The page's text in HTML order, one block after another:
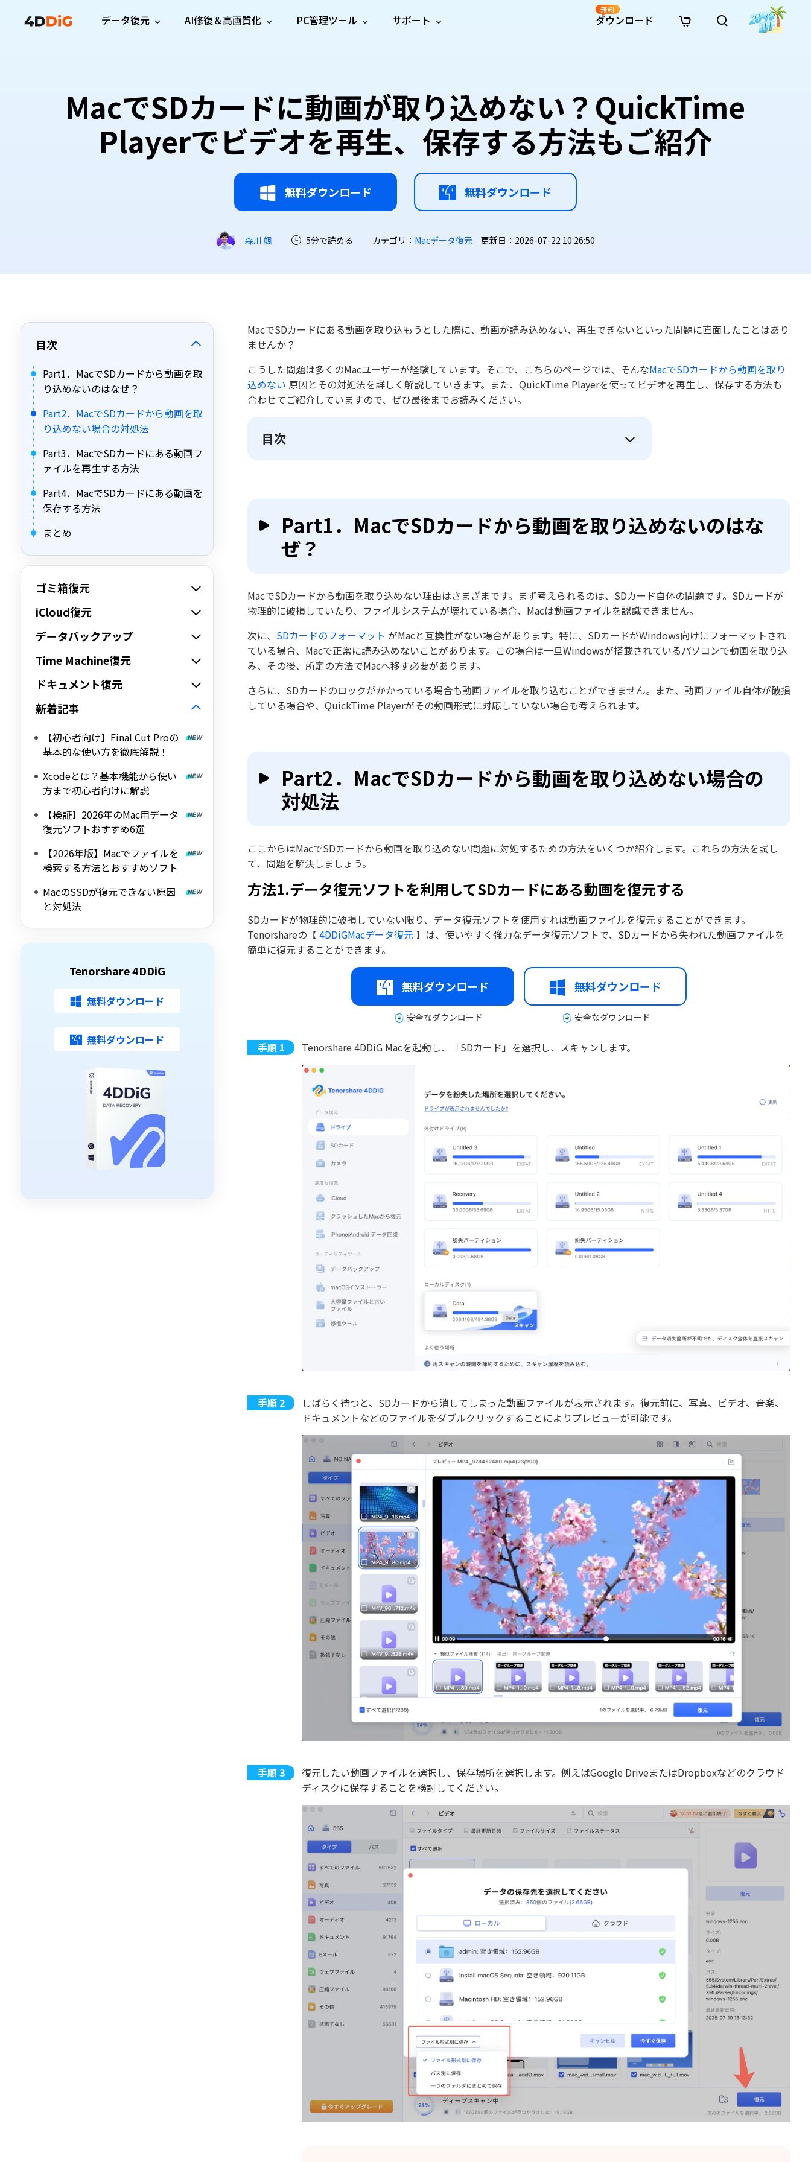
データ復元
プロ版 無料版
Mac データ復元
macOSで削除したファイルを復元
WhatsApp データ復元
WhatsAppのデータを復元
LINE データ復元
LINEのデータを復元
· USBデータ復元
· ゴミ箱復元
· ファイル復元
· エクセル復元
· 写真復元
AI修復＆高画質化
4DDiG File Repair
動画修
復
写真修
復
メント
修復
音声修
復
動画高
画質化
写真高
画質化
AI
オンライン写真修復
オンラインファイル修復
オンライン音声修復
· シネマ風AI画像プロンプト
· アニメ実写化プロンプト
· AIアニメポートレートプロンプト
· AIレゴ風写真プロンプト
PC管理ツール
Windows向けディスク管理ツール
ディスクをクローン
Windows Backup
新製品
重複ファイルを検出・削除
Tenorshare Cleamio
新製
Macを徹底クリーンアップ＆最適化
WindowsのDLLエラーを修復
Email Repair
破損したPST/OSTファイルを修復
· ハードディスクをクローン
· 重複検索（Mac）
· Cドライブを拡張
· ディスク容量を解放
· MBRをGPTに変換
サポート
ガイド・お問い合わせ
サブスク更新情報
最新のお知らせ
お問い合わせ
ユーザーガイドセンター
使い方ガイド
ヒントと対処法
ダウンロード
無料
MacでSDカードに動画が取り込めない？QuickTime
Playerでビデオを再生、保存する方法もご紹介
無料ダウンロード 無料ダウンロード
森川 颯 5分で読める カテゴリ： Macデータ復元 ｜更新日：2026-07-22 10:26:50
目次
Part1．MacでSDカードから動画を取
り込めないのはなぜ？
Part2．MacでSDカードから動画を取
り込めない場合の対処法
Part3．MacでSDカードにある動画フ
ァイルを再生する方法
Part4．MacでSDカードにある動画を
保存する方法
まとめ
ゴミ箱復元
iCloud復元
データバックアップ
Time Machine復元
ドキュメント復元
新着記事
【初心者向け】Final Cut Proの
基本的な使い方を徹底解説！
Xcodeとは？基本機能から使い
方まで初心者向けに解説
【検証】2026年のMac用データ
復元ソフトおすすめ6選
【2026年版】Macでファイルを
検索する方法とおすすめソフト
MacのSSDが復元できない原因
と対処法
Tenorshare 4DDiG
無料ダウンロード
無料ダウンロード
MacでSDカードにある動画を取り込もうとした際に、動画が読み込めない、再生できないといった問題に直面したことはあり
ませんか？
こうした問題は多くのMacユーザーが経験しています。そこで、こちらのページでは、そんなMacでSDカードから動画を取り
込めない 原因とその対処法を詳しく解説していきます。また、QuickTime Playerを使ってビデオを再生し、保存する方法も
合わせてご紹介していますので、ぜひ最後までお読みください。
目次
Part1．MacでSDカードから動画を取り込めないのはな
ぜ？
MacでSDカードから動画を取り込めない理由はさまざまです。まず考えられるのは、SDカード自体の問題です。SDカードが
物理的に破損していたり、ファイルシステムが壊れている場合、Macは動画ファイルを認識できません。
次に、 SDカードのフォーマット がMacと互換性がない場合があります。特に、SDカードがWindows向けにフォーマットされ
ている場合、Macで正常に読み込めないことがあります。この場合は一旦Windowsが搭載されているパソコンで動画を取り込
み、その後、所定の方法でMacへ移す必要があります。
さらに、SDカードのロックがかかっている場合も動画ファイルを取り込むことができません。また、動画ファイル自体が破損
している場合や、QuickTime Playerがその動画形式に対応していない場合も考えられます。
Part2．MacでSDカードから動画を取り込めない場合の
対処法
ここからはMacでSDカードから動画を取り込めない問題に対処するための方法をいくつか紹介します。これらの方法を試し
て、問題を解決しましょう。
方法1.データ復元ソフトを利用してSDカードにある動画を復元する
SDカードが物理的に破損していない限り、データ復元ソフトを使用すれば動画ファイルを復元することができます。
Tenorshareの【 4DDiGMacデータ復元 】は、使いやすく強力なデータ復元ソフトで、SDカードから失われた動画ファイルを
簡単に復元することができます。
無料ダウンロード
安全なダウンロード
無料ダウンロード
安全なダウンロード
Tenorshare 4DDiG Macを起動し、「SDカード」を選択し、スキャンします。
しばらく待つと、SDカードから消してしまった動画ファイルが表示されます。復元前に、写真、ビデオ、音楽、
ドキュメントなどのファイルをダブルクリックすることによりプレビューが可能です。
復元したい動画ファイルを選択し、保存場所を選択します。例えばGoogle DriveまたはDropboxなどのクラウド
ディスクに保存することを検討してください。